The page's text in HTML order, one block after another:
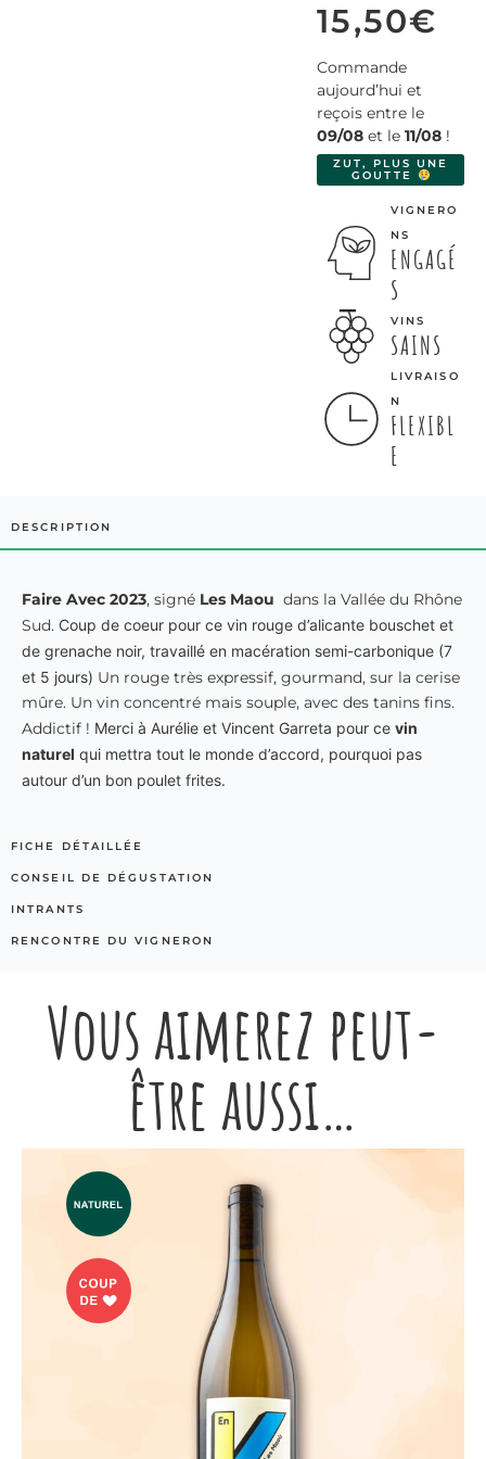
15,50€
Commande
aujourd’hui et
reçois entre le
09/08 et le11/08 !
ZUT, PLUS UNE
GOUTTE
VIGNERO
NS
ENGAGÉ
S
VINS
SAINS
LIVRAISO
N
FLEXIBL
E
DESCRIPTION
Faire Avec 2023, signé Les Maou dans la Vallée du Rhône
Sud. Coup de coeur pour ce vin rouge d’alicante bouschet et
de grenache noir, travaillé en macération semi-carbonique (7
et 5 jours) Un rouge très expressif, gourmand, sur la cerise
mûre. Un vin concentré mais souple, avec des tanins fins.
Addictif ! Merci à Aurélie et Vincent Garreta pour ce vin
naturel qui mettra tout le monde d’accord, pourquoi pas
autour d’un bon poulet frites.
FICHE DÉTAILLÉE
CONSEIL DE DÉGUSTATION
INTRANTS
RENCONTRE DU VIGNERON
Vous aimerez peut-
être aussi…